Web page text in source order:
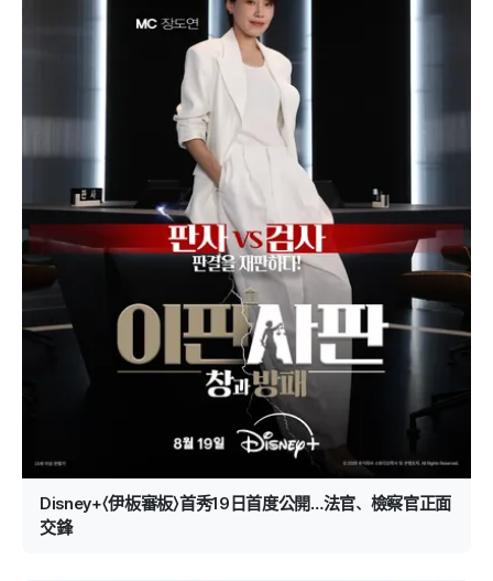
Disney+〈伊板審板〉首秀19日首度公開…法官、檢察官正面
交鋒